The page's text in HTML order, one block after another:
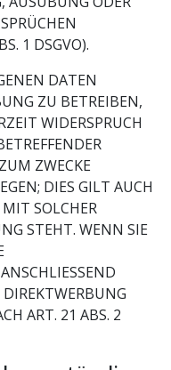
1 DSGVO).
DATEN
ZU BETREIBEN,
WIDERSPRUCH
ZWECKE
DIES GILT AUCH
SOLCHER
STEHT. WENN SIE
ART. 21 ABS. 2